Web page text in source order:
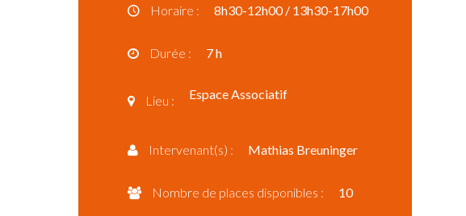
Horaire : 8h30-12h00 / 13h30-17h00
Durée : 7 h
Lieu : Espace Associatif
Intervenant(s) : Mathias Breuninger
Nombre de places disponibles : 10